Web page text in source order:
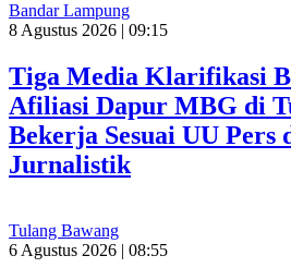
Bandar Lampung
8 Agustus 2026 | 09:15
Tiga Media Klarifikasi
Afiliasi Dapur MBG di
Bekerja Sesuai UU Pers
Jurnalistik
Tulang Bawang
6 Agustus 2026 | 08:55